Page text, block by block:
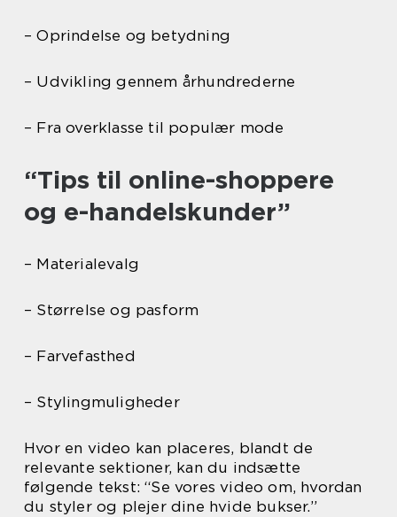
– Oprindelse og betydning
– Udvikling gennem århundrederne
– Fra overklasse til populær mode
“Tips til online-shoppere
og e-handelskunder”
– Materialevalg
– Størrelse og pasform
– Farvefasthed
– Stylingmuligheder
Hvor en video kan placeres, blandt de
relevante sektioner, kan du indsætte
følgende tekst: “Se vores video om, hvordan
du styler og plejer dine hvide bukser.”